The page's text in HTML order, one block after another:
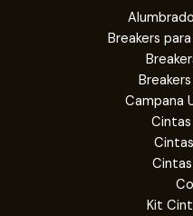
Breakers
Campana
Cintas
Kit